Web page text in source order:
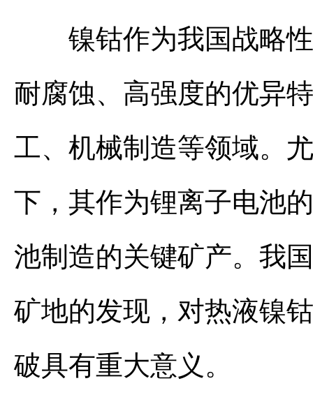
镍钴作为我国战略性
耐腐蚀、高强度的优异
工、机械制造等领域。
下，其作为锂离子电池
池制造的关键矿产。我
矿地的发现，对热液镍
破具有重大意义。